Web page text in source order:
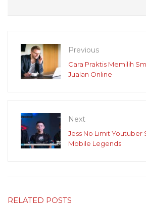
Previous
Cara Praktis Memilih
Jualan Online
Next
Jess No Limit Youtuber
Mobile Legends
RELATED POSTS